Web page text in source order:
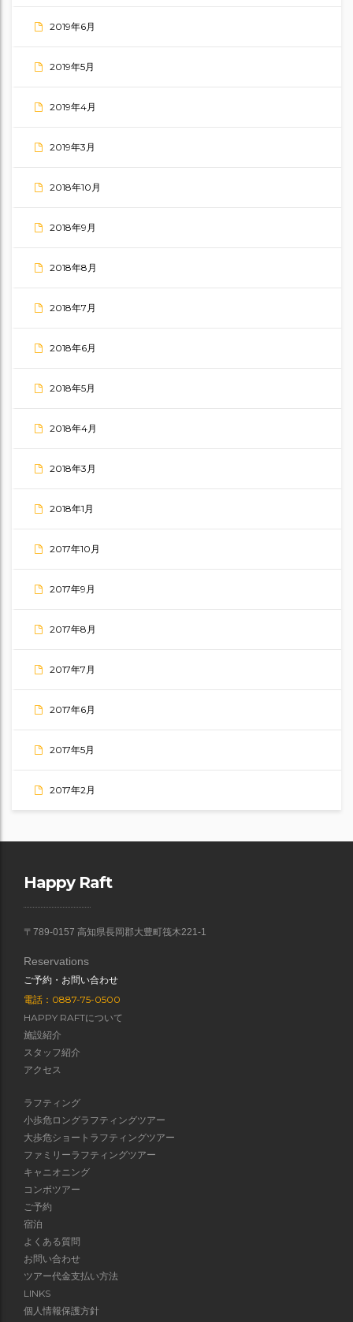
2019年6月
2019年5月
2019年4月
2019年3月
2018年10月
2018年9月
2018年8月
2018年7月
2018年6月
2018年5月
2018年4月
2018年3月
2018年1月
2017年10月
2017年9月
2017年8月
2017年7月
2017年6月
2017年5月
2017年2月
Happy Raft
〒789-0157 高知県長岡郡大豊町筏木221-1
Reservations
ご予約・お問い合わせ
電話：0887-75-0500
HAPPY RAFTについて
施設紹介
スタッフ紹介
アクセス
ラフティング
小歩危ロングラフティングツアー
大歩危ショートラフティングツアー
ファミリーラフティングツアー
キャニオニング
コンボツアー
ご予約
宿泊
よくある質問
お問い合わせ
ツアー代金支払い方法
LINKS
個人情報保護方針